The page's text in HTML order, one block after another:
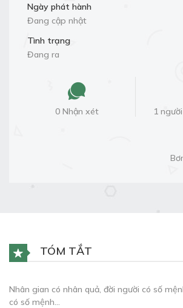
Ngày phát hành
Đang cập nhật
Tình trạng
Đang ra
0 Nhận xét 1
TÓM TẮT
Nhân gian có nhân quả, đời người có số
có số mệnh…